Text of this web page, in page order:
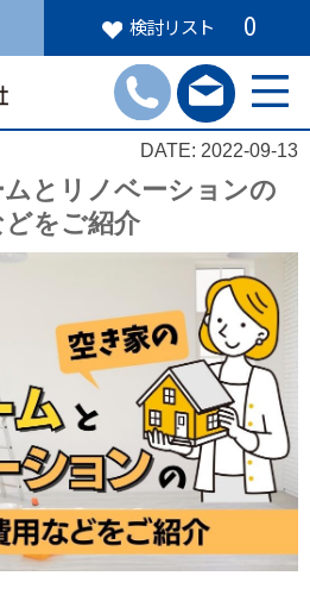
検討リスト 0
DATE: 2022-09-13
とリノベーションの
をご紹介